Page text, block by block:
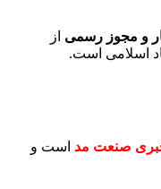
و مجوز رسمی از
اسلامی است.
خبری صنعت مد است و